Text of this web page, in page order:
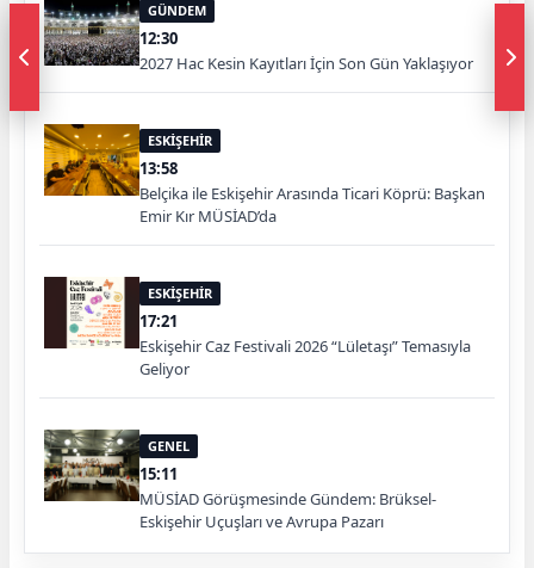
GÜNDEM
12:30
2027 Hac Kesin Kayıtları İçin Son Gün Yaklaşıyor
ESKİŞEHİR
13:58
Belçika ile Eskişehir Arasında Ticari Köprü: Başkan
Emir Kır MÜSİAD’da
ESKİŞEHİR
17:21
Eskişehir Caz Festivali 2026 “Lületaşı” Temasıyla
Geliyor
GENEL
15:11
MÜSİAD Görüşmesinde Gündem: Brüksel-
Eskişehir Uçuşları ve Avrupa Pazarı